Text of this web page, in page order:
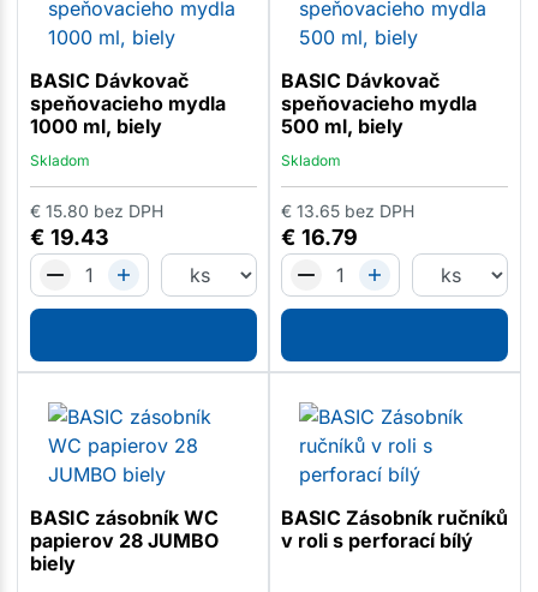
BASIC Dávkovač
speňovacieho mydla
1000 ml, biely
Skladom
€ 19.43
€ 15.80 bez DPH
BASIC Dávkovač
speňovacieho mydla
500 ml, biely
Skladom
€ 16.79
€ 13.65 bez DPH
BASIC zásobník WC
papierov 28 JUMBO
biely
BASIC Zásobník ručníků
v roli s perforací bílý